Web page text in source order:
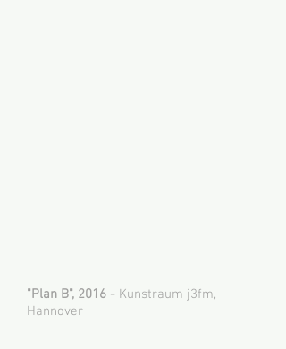
"Plan B", 2016 - Kunstraum j3fm,
Hannover